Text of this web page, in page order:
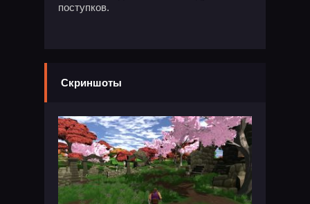
поступков.
Скриншоты